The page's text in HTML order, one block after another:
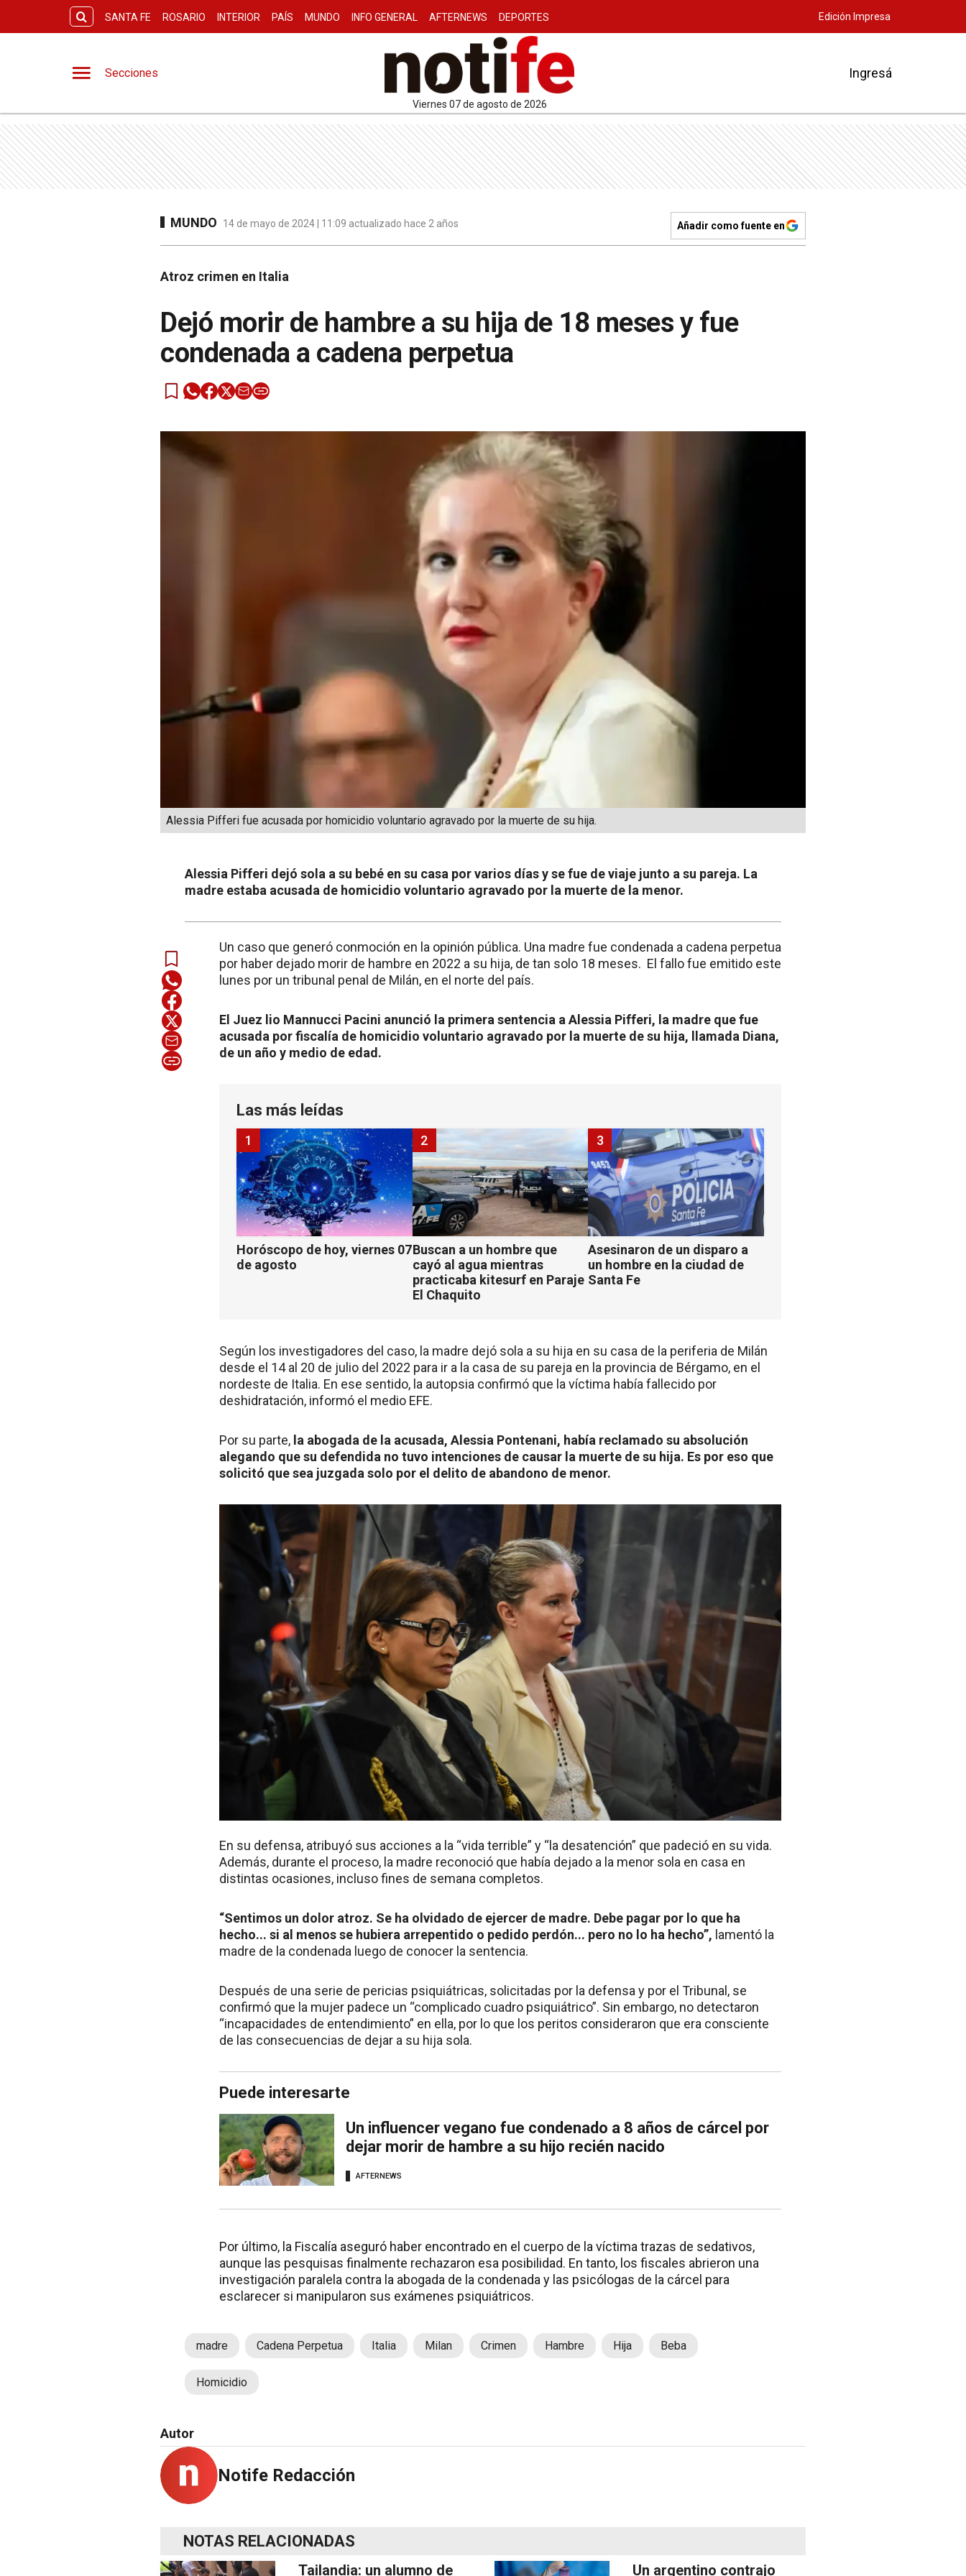
SANTA FE ROSARIO INTERIOR PAÍS MUNDO INFO GENERAL AFTERNEWS DEPORTES Edición Impresa
Secciones
viernes 07 de agosto de 2026
Ingresá
MUNDO 14 de mayo de 2024 | 11:09 actualizado hace 2 años Añadir como fuente en
Atroz crimen en Italia
Dejó morir de hambre a su hija de 18 meses y fue
condenada a cadena perpetua
Alessia Pifferi fue acusada por homicidio voluntario agravado por la muerte de su hija.
Alessia Pifferi dejó sola a su bebé en su casa por varios días y se fue de viaje junto a su pareja. La
madre estaba acusada de homicidio voluntario agravado por la muerte de la menor.
Un caso que generó conmoción en la opinión pública. Una madre fue condenada a cadena perpetua
por haber dejado morir de hambre en 2022 a su hija, de tan solo 18 meses. El fallo fue emitido este
lunes por un tribunal penal de Milán, en el norte del país.
El Juez lio Mannucci Pacini anunció la primera sentencia a Alessia Pifferi, la madre que fue
acusada por fiscalía de homicidio voluntario agravado por la muerte de su hija, llamada Diana,
de un año y medio de edad.
Las más leídas
Horóscopo de hoy, viernes 07
de agosto
1
Buscan a un hombre que
cayó al agua mientras
practicaba kitesurf en Paraje
El Chaquito
2
Asesinaron de un disparo a
un hombre en la ciudad de
Santa Fe
3
Según los investigadores del caso, la madre dejó sola a su hija en su casa de la periferia de Milán
desde el 14 al 20 de julio del 2022 para ir a la casa de su pareja en la provincia de Bérgamo, en el
nordeste de Italia. En ese sentido, la autopsia confirmó que la víctima había fallecido por
deshidratación, informó el medio EFE.
Por su parte, la abogada de la acusada, Alessia Pontenani, había reclamado su absolución
alegando que su defendida no tuvo intenciones de causar la muerte de su hija. Es por eso que
solicitó que sea juzgada solo por el delito de abandono de menor.
En su defensa, atribuyó sus acciones a la “vida terrible” y “la desatención” que padeció en su vida.
Además, durante el proceso, la madre reconoció que había dejado a la menor sola en casa en
distintas ocasiones, incluso fines de semana completos.
“Sentimos un dolor atroz. Se ha olvidado de ejercer de madre. Debe pagar por lo que ha
hecho... si al menos se hubiera arrepentido o pedido perdón... pero no lo ha hecho”, lamentó la
madre de la condenada luego de conocer la sentencia.
Después de una serie de pericias psiquiátricas, solicitadas por la defensa y por el Tribunal, se
confirmó que la mujer padece un “complicado cuadro psiquiátrico”. Sin embargo, no detectaron
“incapacidades de entendimiento” en ella, por lo que los peritos consideraron que era consciente
de las consecuencias de dejar a su hija sola.
Puede interesarte
Un influencer vegano fue condenado a 8 años de cárcel por
dejar morir de hambre a su hijo recién nacido
AFTERNEWS
Por último, la Fiscalía aseguró haber encontrado en el cuerpo de la víctima trazas de sedativos,
aunque las pesquisas finalmente rechazaron esa posibilidad. En tanto, los fiscales abrieron una
investigación paralela contra la abogada de la condenada y las psicólogas de la cárcel para
esclarecer si manipularon sus exámenes psiquiátricos.
madre Cadena Perpetua Italia Milan Crimen Hambre Hija Beba
Homicidio
Autor
Notife Redacción
NOTAS RELACIONADAS
Tailandia: un alumno de Un argentino contrajo